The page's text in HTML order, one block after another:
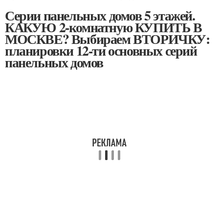
Серии панельных домов 5 этажей.
КАКУЮ 2-комнатную КУПИТЬ В
МОСКВЕ? Выбираем ВТОРИЧКУ:
планировки 12-ти основных серий
панельных домов